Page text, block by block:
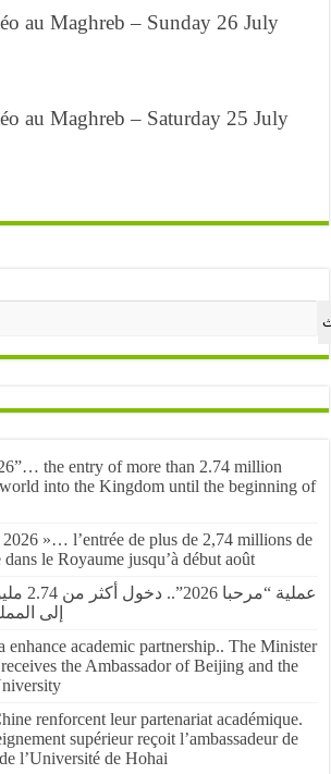
au Maghreb – Sunday 26 July
au Maghreb – Saturday 25 July
the entry of more than 2.74 million
into the Kingdom until the beginning of
»… l’entrée de plus de 2,74 millions de
le Royaume jusqu’à début août
عملية
إلى
enhance academic partnership.. The Minister
the Ambassador of Beijing and the
renforcent leur partenariat académique.
supérieur reçoit l’ambassadeur de
l’Université de Hohai